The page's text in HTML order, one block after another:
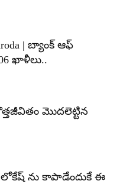
| బ్యాంక్‌ ఆఫ్‌
ఖాళీలు..
మొదలెట్టిన
| లోకేష్ ను కాపాడేందుకే ఈ